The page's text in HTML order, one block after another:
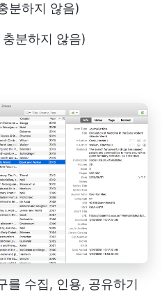
분하지 않음)
분하지 않음)
를 수집, 인용, 공유하기